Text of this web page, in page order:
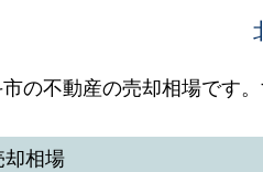
の不動産の売却相場です
却相場